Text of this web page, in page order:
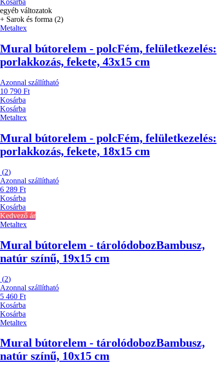
Kosárba
egyéb változatok
+ Sarok és forma (2)
Metaltex
Mural bútorelem - polcFém, felületkezelés:
porlakkozás, fekete, 43x15 cm
Azonnal szállítható
10 790 Ft
Kosárba
Kosárba
Metaltex
Mural bútorelem - polcFém, felületkezelés:
porlakkozás, fekete, 18x15 cm
(2)
Azonnal szállítható
6 289 Ft
Kosárba
Kosárba
Kedvező ár
Metaltex
Mural bútorelem - tárolódobozBambusz,
natúr színű, 19x15 cm
(2)
Azonnal szállítható
5 460 Ft
Kosárba
Kosárba
Metaltex
Mural bútorelem - tárolódobozBambusz,
natúr színű, 10x15 cm